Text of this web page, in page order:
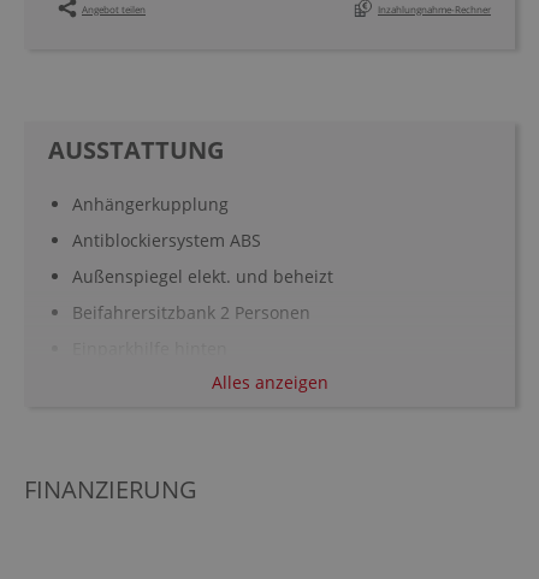
Angebot teilen Inzahlungnahme-Rechner
AUSSTATTUNG
Anhängerkupplung
Antiblockiersystem ABS
Außenspiegel elekt. und beheizt
Beifahrersitzbank 2 Personen
Elektr. Stabilitätsprogramm ESP
Fensterheber elektrisch
Alles anzeigen
FINANZIERUNG